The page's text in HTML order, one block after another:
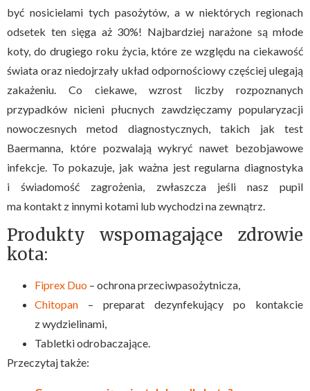
być nosicielami tych pasożytów, a w niektórych regionach
odsetek ten sięga aż 30%! Najbardziej narażone są młode
koty, do drugiego roku życia, które ze względu na ciekawość
świata oraz niedojrzały układ odpornościowy częściej ulegają
zakażeniu. Co ciekawe, wzrost liczby rozpoznanych
przypadków nicieni płucnych zawdzięczamy popularyzacji
nowoczesnych metod diagnostycznych, takich jak test
Baermanna, które pozwalają wykryć nawet bezobjawowe
infekcje. To pokazuje, jak ważna jest regularna diagnostyka
i świadomość zagrożenia, zwłaszcza jeśli nasz pupil
ma kontakt z innymi kotami lub wychodzi na zewnątrz.
Produkty wspomagające zdrowie
kota:
Fiprex Duo – ochrona przeciwpasożytnicza,
Chitopan – preparat dezynfekujący po kontakcie
z wydzielinami,
Tabletki odrobaczające.
Przeczytaj także: